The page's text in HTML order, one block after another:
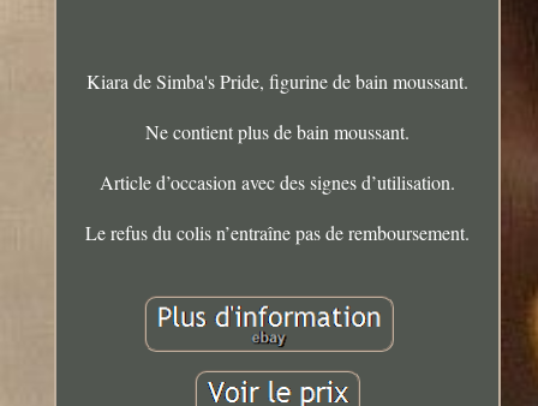
Kiara de Simba's Pride, figurine de bain moussant.
Ne contient plus de bain moussant.
Article d’occasion avec des signes d’utilisation.
Le refus du colis n’entraîne pas de remboursement.